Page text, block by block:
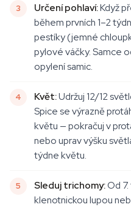
Určení pohlaví:Když
během prvních 1–2
pestíky (jemné
pylové váčky. Samce
opylení samic.
Květ:Udržuj 12/12
Spice se výrazně
květu — pokračuj v
nebo uprav výšku
týdne květu.
Sleduj trichomy:Od
klenotnickou lupou